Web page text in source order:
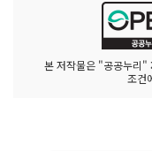
본 저작물은 "공공누리"
조건